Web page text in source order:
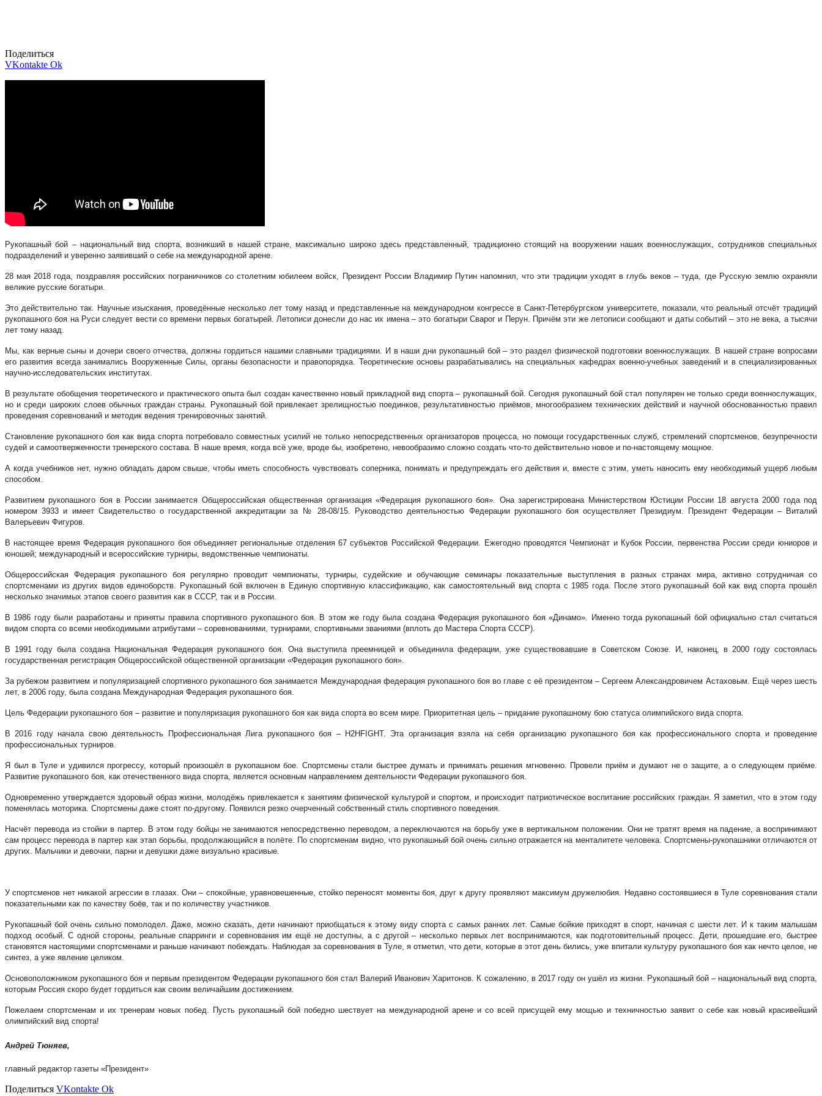
Поделиться
VKontakte Ok
Рукопашный бой – национальный вид спорта, возникший в нашей стране, максимально широко здесь представленный, традиционно стоящий на вооружении наших военнослужащих, сотрудников специальных
подразделений и уверенно заявивший о себе на международной арене.
28 мая 2018 года, поздравляя российских пограничников со столетним юбилеем войск, Президент России Владимир Путин напомнил, что эти традиции уходят в глубь веков – туда, где Русскую землю охраняли
великие русские богатыри.
Это действительно так. Научные изыскания, проведённые несколько лет тому назад и представленные на международном конгрессе в Санкт-Петербургском университете, показали, что реальный отсчёт традиций
рукопашного боя на Руси следует вести со времени первых богатырей. Летописи донесли до нас их имена – это богатыри Сварог и Перун. Причём эти же летописи сообщают и даты событий – это не века, а тысячи
лет тому назад.
Мы, как верные сыны и дочери своего отчества, должны гордиться нашими славными традициями. И в наши дни рукопашный бой – это раздел физической подготовки военнослужащих. В нашей стране вопросами
его развития всегда занимались Вооруженные Силы, органы безопасности и правопорядка. Теоретические основы разрабатывались на специальных кафедрах военно-учебных заведений и в специализированных
научно-исследовательских институтах.
В результате обобщения теоретического и практического опыта был создан качественно новый прикладной вид спорта – рукопашный бой. Сегодня рукопашный бой стал популярен не только среди военнослужащих,
но и среди широких слоев обычных граждан страны. Рукопашный бой привлекает зрелищностью поединков, результативностью приёмов, многообразием технических действий и научной обоснованностью правил
проведения соревнований и методик ведения тренировочных занятий.
Становление рукопашного боя как вида спорта потребовало совместных усилий не только непосредственных организаторов процесса, но помощи государственных служб, стремлений спортсменов, безупречности
судей и самоотверженности тренерского состава. В наше время, когда всё уже, вроде бы, изобретено, невообразимо сложно создать что-то действительно новое и по-настоящему мощное.
А когда учебников нет, нужно обладать даром свыше, чтобы иметь способность чувствовать соперника, понимать и предупреждать его действия и, вместе с этим, уметь наносить ему необходимый ущерб любым
способом.
Развитием рукопашного боя в России занимается Общероссийская общественная организация «Федерация рукопашного боя». Она зарегистрирована Министерством Юстиции России 18 августа 2000 года под
номером 3933 и имеет Свидетельство о государственной аккредитации за № 28-08/15. Руководство деятельностью Федерации рукопашного боя осуществляет Президиум. Президент Федерации – Виталий
Валерьевич Фигуров.
В настоящее время Федерация рукопашного боя объединяет региональные отделения 67 субъектов Российской Федерации. Ежегодно проводятся Чемпионат и Кубок России, первенства России среди юниоров и
юношей; международный и всероссийские турниры, ведомственные чемпионаты.
Общероссийская Федерация рукопашного боя регулярно проводит чемпионаты, турниры, судейские и обучающие семинары показательные выступления в разных странах мира, активно сотрудничая со
спортсменами из других видов единоборств. Рукопашный бой включен в Единую спортивную классификацию, как самостоятельный вид спорта с 1985 года. После этого рукопашный бой как вид спорта прошёл
несколько значимых этапов своего развития как в СССР, так и в России.
В 1986 году были разработаны и приняты правила спортивного рукопашного боя. В этом же году была создана Федерация рукопашного боя «Динамо». Именно тогда рукопашный бой официально стал считаться
видом спорта со всеми необходимыми атрибутами – соревнованиями, турнирами, спортивными званиями (вплоть до Мастера Спорта СССР).
В 1991 году была создана Национальная Федерация рукопашного боя. Она выступила преемницей и объединила федерации, уже существовавшие в Советском Союзе. И, наконец, в 2000 году состоялась
государственная регистрация Общероссийской общественной организации «Федерация рукопашного боя».
За рубежом развитием и популяризацией спортивного рукопашного боя занимается Международная федерация рукопашного боя во главе с её президентом – Сергеем Александровичем Астаховым. Ещё через шесть
лет, в 2006 году, была создана Международная Федерация рукопашного боя.
Цель Федерации рукопашного боя – развитие и популяризация рукопашного боя как вида спорта во всем мире. Приоритетная цель – придание рукопашному бою статуса олимпийского вида спорта.
В 2016 году начала свою деятельность Профессиональная Лига рукопашного боя – H2HFIGHT. Эта организация взяла на себя организацию рукопашного боя как профессионального спорта и проведение
профессиональных турниров.
Я был в Туле и удивился прогрессу, который произошёл в рукопашном бое. Спортсмены стали быстрее думать и принимать решения мгновенно. Провели приём и думают не о защите, а о следующем приёме.
Развитие рукопашного боя, как отечественного вида спорта, является основным направлением деятельности Федерации рукопашного боя.
Одновременно утверждается здоровый образ жизни, молодёжь привлекается к занятиям физической культурой и спортом, и происходит патриотическое воспитание российских граждан. Я заметил, что в этом году
поменялась моторика. Спортсмены даже стоят по-другому. Появился резко очерченный собственный стиль спортивного поведения.
Насчёт перевода из стойки в партер. В этом году бойцы не занимаются непосредственно переводом, а переключаются на борьбу уже в вертикальном положении. Они не тратят время на падение, а воспринимают
сам процесс перевода в партер как этап борьбы, продолжающийся в полёте. По спортсменам видно, что рукопашный бой очень сильно отражается на менталитете человека. Спортсмены-рукопашники отличаются от
других. Мальчики и девочки, парни и девушки даже визуально красивые.
У спортсменов нет никакой агрессии в глазах. Они – спокойные, уравновешенные, стойко переносят моменты боя, друг к другу проявляют максимум дружелюбия. Недавно состоявшиеся в Туле соревнования стали
показательными как по качеству боёв, так и по количеству участников.
Рукопашный бой очень сильно помолодел. Даже, можно сказать, дети начинают приобщаться к этому виду спорта с самых ранних лет. Самые бойкие приходят в спорт, начиная с шести лет. И к таким малышам
подход особый. С одной стороны, реальные спарринги и соревнования им ещё не доступны, а с другой – несколько первых лет воспринимаются, как подготовительный процесс. Дети, прошедшие его, быстрее
становятся настоящими спортсменами и раньше начинают побеждать. Наблюдая за соревнования в Туле, я отметил, что дети, которые в этот день бились, уже впитали культуру рукопашного боя как нечто целое, не
синтез, а уже явление целиком.
Основоположником рукопашного боя и первым президентом Федерации рукопашного боя стал Валерий Иванович Харитонов. К сожалению, в 2017 году он ушёл из жизни. Рукопашный бой – национальный вид спорта,
которым Россия скоро будет гордиться как своим величайшим достижением.
Пожелаем спортсменам и их тренерам новых побед. Пусть рукопашный бой победно шествует на международной арене и со всей присущей ему мощью и техничностью заявит о себе как новый красивейший
олимпийский вид спорта!
Андрей Тюняев,
главный редактор газеты «Президент»
Поделиться VKontakte Ok